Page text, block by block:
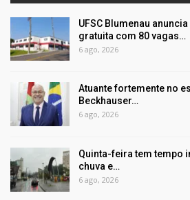
UFSC Blumenau
gratuita com 80 vagas…
6 ago, 2026
Atuante fortemente no
Beckhauser…
6 ago, 2026
Quinta-feira tem tempo
chuva e…
6 ago, 2026